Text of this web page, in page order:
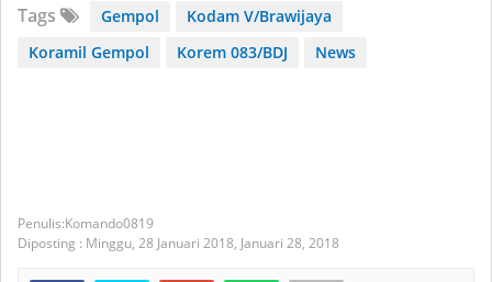
Tags Gempol
Kodam V/Brawijaya
Koramil Gempol
Korem 083/BDJ News
Komando0819
Diposting : Minggu, 28 Januari 2018, Januari 28, 2018